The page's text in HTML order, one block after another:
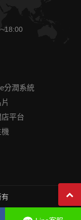
分潤系統
平台
有